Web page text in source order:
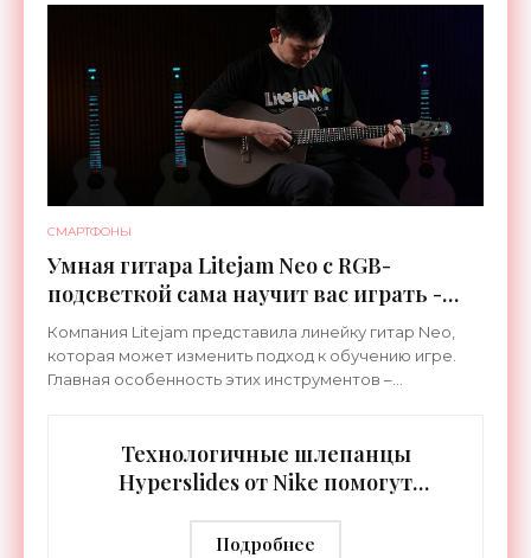
СМАРТФОНЫ
Умная гитара Litejam Neo с RGB-
подсветкой сама научит вас играть -
«Гаджеты»
Компания Litejam представила линейку гитар Neo,
которая может изменить подход к обучению игре.
Главная особенность этих инструментов –
Технологичные шлепанцы
Hyperslides от Nike помогут
тренировки - «Гаджеты»
Подробнее